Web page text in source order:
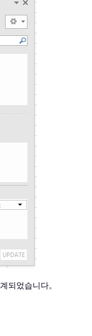
되었습니다。